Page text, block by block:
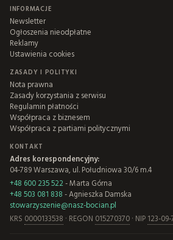
INFORMACJE
Newsletter
Ogłoszenia nieodpłatne
Reklamy
Ustawienia cookies
ZASADY I POLITYKI
Nota prawna
Zasady korzystania z serwisu
Regulamin płatności
Współpraca z biznesem
Współpraca z partiami politycznymi
KONTAKT
Adres korespondencyjny:
04-789 Warszawa, ul. Południowa 30/6 m.4
+48 600 235 522- Marta Górna
+48 503 081 838 - Agnieszka Damska
stowarzyszenie@nasz-bocian.pl
KRS 0000133538 · REGON 015270370 · NIP 123-